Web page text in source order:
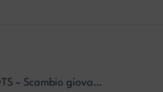
AUTHENTIC ROOTS – Scambio giovanile in Slovenia